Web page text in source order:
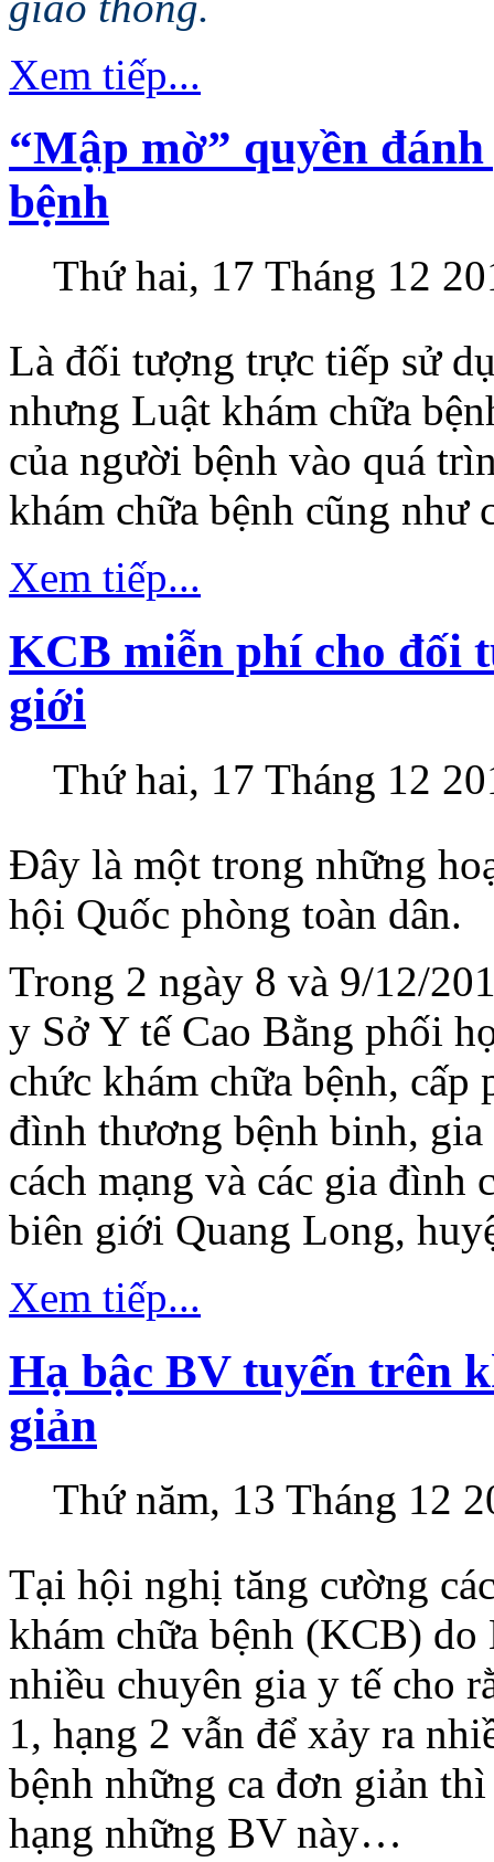
Xem tiếp...
“Mập mờ” quyền
bệnh
Thứ hai, 17 Tháng 12
Là đối tượng trực tiếp sử
nhưng Luật khám chữa
của người bệnh vào quá
khám chữa bệnh cũng như
Xem tiếp...
KCB miễn phí cho đối
giới
Thứ hai, 17 Tháng 12
Đây là một trong những
hội Quốc phòng toàn dân.
Trong 2 ngày 8 và 9/12/
y Sở Y tế Cao Bằng phối
chức khám chữa bệnh,
đình thương bệnh binh,
cách mạng và các gia đình
biên giới Quang Long,
Xem tiếp...
Hạ bậc BV tuyến trên
giản
Thứ năm, 13 Tháng 12
Tại hội nghị tăng cường
khám chữa bệnh (KCB)
nhiều chuyên gia y tế cho
1, hạng 2 vẫn để xảy ra
bệnh những ca đơn giản
hạng những BV này…